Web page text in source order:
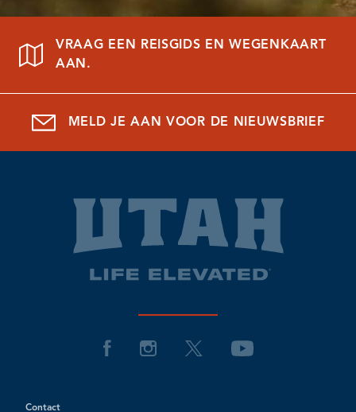
VRAAG EEN REISGIDS EN WEGENKAART
AAN.
MELD JE AAN VOOR DE NIEUWSBRIEF
Contact